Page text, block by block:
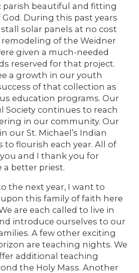
parish beautiful and fitting
During this past years
solar panels at no cost
of the Weidner
given a much-needed
reserved for that project.
a growth in our youth
of that collection as
education programs. Our
Society continues to reach
in our community. Our
our St. Michael’s Indian
to flourish each year. All of
and I thank you for
a better priest.
the next year, I want to
this family of faith here
are each called to live in
introduce ourselves to our
A few other exciting
are teaching nights. We
additional teaching
the Holy Mass. Another